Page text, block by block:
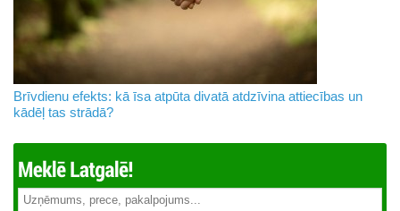
Brīvdienu efekts: kā īsa atpūta divatā atdzīvina attiecības un
kādēļ tas strādā?